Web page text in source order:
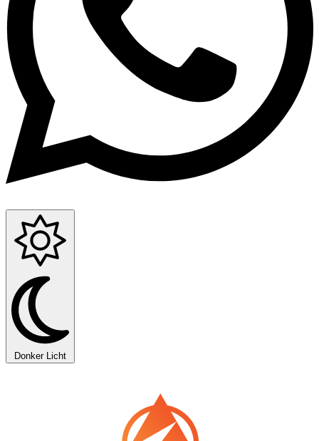
Donker Licht